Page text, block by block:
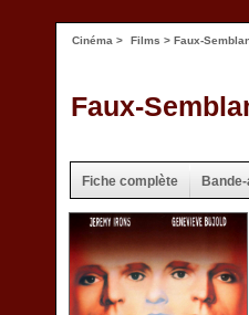
Cinéma > Films > Faux-
Faux-
Fiche complète